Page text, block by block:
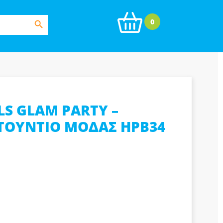
Search Button
0
GLAM PARTY –
ΜΟΔΑΣ HPB34